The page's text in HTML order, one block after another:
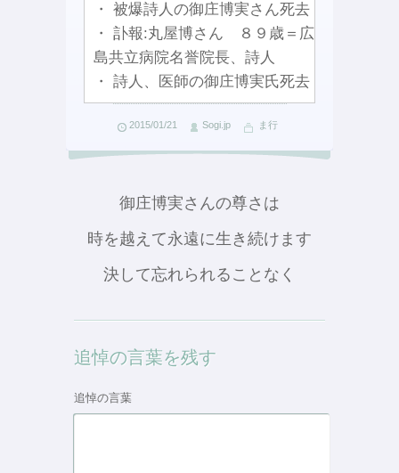
・ 被爆詩人の御庄博実さん死去
・ 訃報:丸屋博さん ８９歳＝広
島共立病院名誉院長、詩人
・ 詩人、医師の御庄博実氏死去
2015/01/21 Sogi.jp ま行
御庄博実さんの尊さは
時を越えて永遠に生き続けます
決して忘れられることなく
追悼の言葉を残す
追悼の言葉